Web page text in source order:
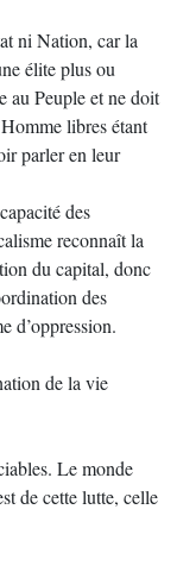
ni Nation, car la
élite plus ou
au Peuple et ne doit
libres étant
parler en leur
des
reconnaît la
du capital, donc
des
d’oppression.
de la vie
Le monde
de cette lutte, celle